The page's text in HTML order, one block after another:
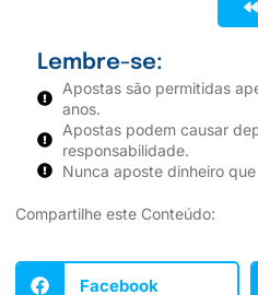
Lembre-se:
Apostas são permitidas
anos.
Apostas podem causar
responsabilidade.
Nunca aposte dinheiro
Compartilhe este Conteúdo:
Facebook